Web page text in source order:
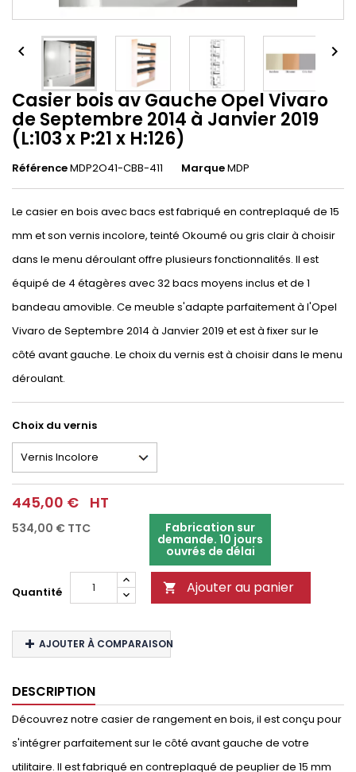
 
Casier bois av Gauche Opel Vivaro
de Septembre 2014 à Janvier 2019
(L:103 x P:21 x H:126)
RéférenceMDP2O41-CBB-411 MarqueMDP
Le casier en bois avec bacs est fabriqué en contreplaqué de 15
mm et son vernis incolore, teinté Okoumé ou gris clair à choisir
dans le menu déroulant offre plusieurs fonctionnalités. Il est
équipé de 4 étagères avec 32 bacs moyens inclus et de 1
bandeau amovible. Ce meuble s'adapte parfaitement à l'Opel
Vivaro de Septembre 2014 à Janvier 2019 et est à fixer sur le
côté avant gauche. Le choix du vernis est à choisir dans le menu
déroulant.
Choix du vernis
445,00 € HT
534,00 € TTC Fabrication sur
demande. 10 jours
ouvrés de délai
Quantité  Ajouter au panier
AJOUTER À COMPARAISON
DESCRIPTION
Découvrez notre casier de rangement en bois, il est conçu pour
s'intégrer parfaitement sur le côté avant gauche de votre
utilitaire. Il est fabriqué en contreplaqué de peuplier de 15 mm